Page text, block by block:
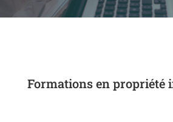
Formations en propriété